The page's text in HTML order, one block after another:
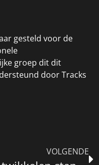
gesteld voor de
groep dit dit
door Tracks
VOLGENDE